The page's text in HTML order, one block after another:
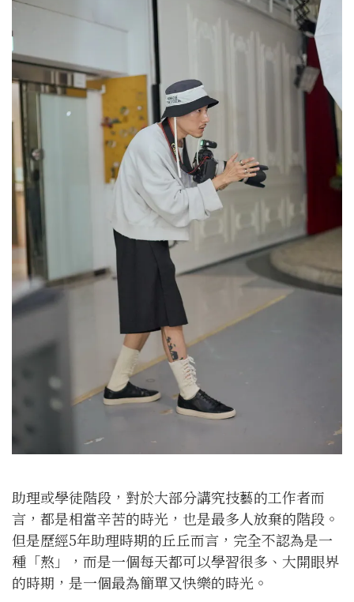
助理或學徒階段，對於大部分講究技藝的工作者而
言，都是相當辛苦的時光，也是最多人放棄的階段。
但是歷經5年助理時期的丘丘而言，完全不認為是一
種「熬」，而是一個每天都可以學習很多、大開眼界
的時期，是一個最為簡單又快樂的時光。